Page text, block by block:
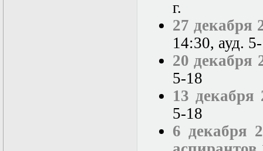
г.
27 декабря
14:30, ауд.
20 декабря
5-18
13 декабря
5-18
6 декабря